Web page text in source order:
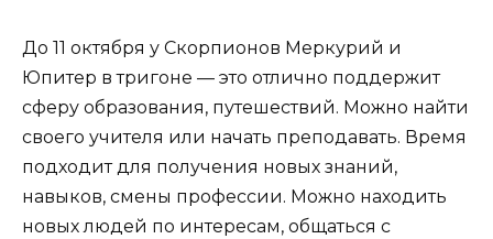
До 11 октября у Скорпионов Меркурий и
Юпитер в тригоне — это отлично поддержит
сферу образования, путешествий. Можно найти
своего учителя или начать преподавать. Время
подходит для получения новых знаний,
навыков, смены профессии. Можно находить
новых людей по интересам, общаться с